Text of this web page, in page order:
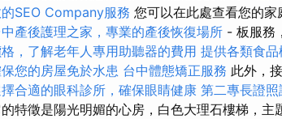
SEO Company服務 您可以在此處查看您的家
產後護理之家，專業的產後恢復場所 - 板服務
，了解老年人專用助聽器的費用 提供各類食
您的房屋免於水患 台中體態矯正服務 此外，
合適的眼科診所，確保眼睛健康 第二專長證照
特徵是陽光明媚的心房，白色大理石樓梯，主